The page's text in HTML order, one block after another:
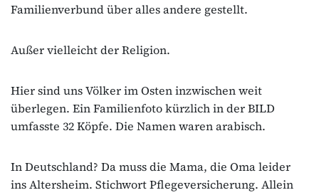
Familienverbund über alles andere gestellt.
Außer vielleicht der Religion.
Hier sind uns Völker im Osten inzwischen weit
überlegen. Ein Familienfoto kürzlich in der BILD
umfasste 32 Köpfe. Die Namen waren arabisch.
In Deutschland? Da muss die Mama, die Oma leider
ins Altersheim. Stichwort Pflegeversicherung. Allein